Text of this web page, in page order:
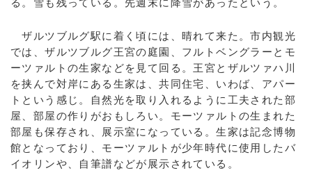
る。雪も残っている。先週末に降雪があったという。
ザルツブルグ駅に着く頃には、晴れて来た。市内観光
では、ザルツブルグ王宮の庭園、フルトベングラーとモ
ーツァルトの生家などを見て回る。王宮とザルツァハ川
を挟んで対岸にある生家は、共同住宅、いわば、アパー
トという感じ。自然光を取り入れるように工夫された部
屋、部屋の作りがおもしろい。モーツァルトの生まれた
部屋も保存され、展示室になっている。生家は記念博物
館となっており、モーツァルトが少年時代に使用したバ
イオリンや、自筆譜などが展示されている。